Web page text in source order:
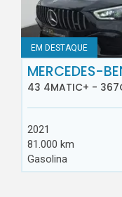
EM DESTAQUE
MERCEDES-
43 4MATIC+ -
2021
81.000 km
Gasolina